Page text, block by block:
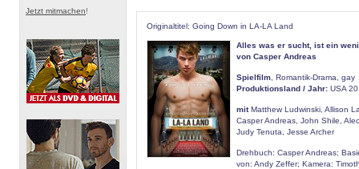
Jetzt mitmachen!
Originaltitel: Going Down in LA-LA Land
Alles was er sucht, ist ein
von Casper Andreas
Spielfilm , Romantik-Drama, gay
Produktionsland / Jahr: USA
mitMatthew Ludwinski, Allison
Casper Andreas, John Shile,
Judy Tenuta, Jesse Archer
Drehbuch: Casper Andreas;
von: Andy Zeffer; Kamera: